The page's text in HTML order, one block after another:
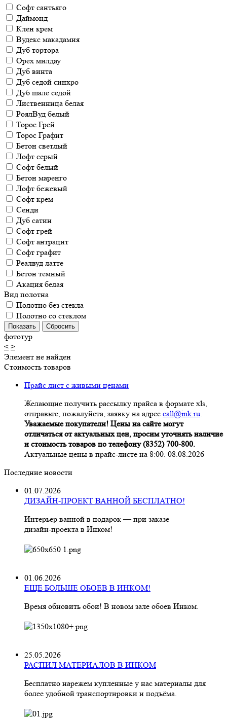
Софт сантьяго
Даймонд
Клен крем
Вудекс макадамия
Дуб тортора
Орех милдау
Дуб винта
Дуб седой синхро
Дуб шале седой
Лиственница белая
РоялВуд белый
Торос Грей
Торос Графит
Бетон светлый
Лофт серый
Софт белый
Бетон маренго
Лофт бежевый
Софт крем
Сенди
Дуб сатин
Софт грей
Софт антрацит
Софт графит
Реалвуд латте
Бетон темный
Акация белая
Вид полотна
Полотно без стекла
Полотно со стеклом
фототур
< >
Элемент не найден
Стоимость товаров
Прайс лист с живыми ценами
Желающие получить рассылку прайса в формате xls,
отправьте, пожалуйста, заявку на адрес call@ink.ru.
Уважаемые покупатели! Цены на сайте могут
отличаться от актуальных цен, просим уточнять наличие
и стоимость товаров по телефону (8352) 700-800.
Актуальные цены в прайс-листе на 8:00. 08.08.2026
Последние новости
01.07.2026
ДИЗАЙН-ПРОЕКТ ВАННОЙ БЕСПЛАТНО!
Интерьер ванной в подарок — при заказе
дизайн‑проекта в Инком!
01.06.2026
ЕЩЕ БОЛЬШЕ ОБОЕВ В ИНКОМ!
Время обновить обои! В новом зале обоев Инком.
25.05.2026
РАСПИЛ МАТЕРИАЛОВ В ИНКОМ
Бесплатно нарежем купленные у нас материалы для
более удобной транспортировки и подъёма.